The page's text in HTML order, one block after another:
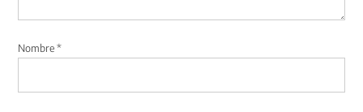
Nombre*